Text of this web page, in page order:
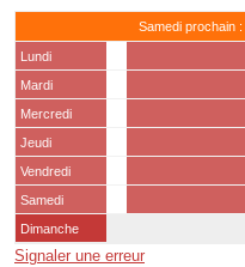
Samedi prochain :
Lundi
Mardi
Mercredi
Jeudi
Vendredi
Samedi
Dimanche
Signaler une erreur